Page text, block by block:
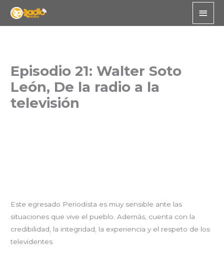
Main
Episodio 21: Walter Soto
León, De la radio a la
televisión
Este egresado Periodista es muy sensible ante las
situaciones que vive el pueblo. Además, cuenta con la
credibilidad, la integridad, la experiencia y el respeto de los
televidentes.